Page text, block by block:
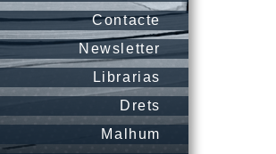
Contacte
Newsletter
Librarias
Drets
Malhum